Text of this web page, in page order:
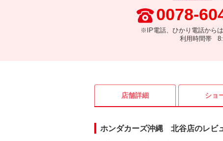
0078-
※IP電話、ひかり電話から
利用時間帯
店舗詳細 ショ
ホンダカーズ沖縄 北谷店のレビ